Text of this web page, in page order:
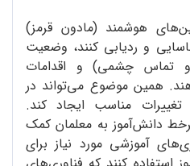
هوشمند (مادون قرمز)
و ردیابی کنند، وضعیت
و تماس چشمی) و اقدامات
همین موضوع می‌تواند در
تغییرات مناسب ایجاد کند.
دانش‌آموز به معلمان کمک
آموزشی مورد نیاز برای